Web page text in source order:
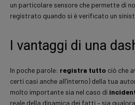
un particolare sensore che permette di
registrato quando si è verificato un
I vantaggi di una
In poche parole: registra tutto ciò che
certi casi anche all’interno) della tua
molto importante sia nel caso di
reale della dinamica dei fatti – sia